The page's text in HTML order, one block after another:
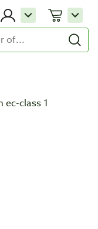
class 1